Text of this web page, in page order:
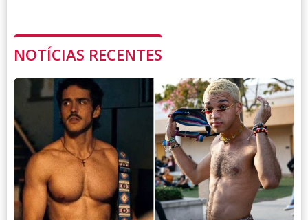
NOTÍCIAS RECENTES